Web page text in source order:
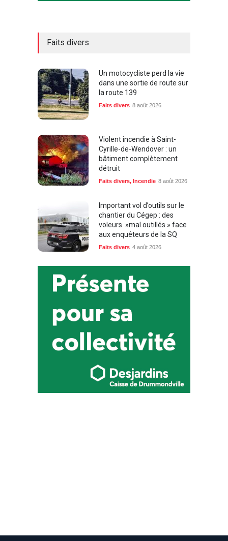
Faits divers
Un motocycliste perd la vie
dans une sortie de route sur
la route 139
Faits divers 8 août 2026
Violent incendie à Saint-
Cyrille-de-Wendover : un
bâtiment complètement
détruit
Faits divers, Incendie 8 août 2026
Important vol d’outils sur le
chantier du Cégep : des
voleurs »mal outillés » face
aux enquêteurs de la SQ
Faits divers 4 août 2026